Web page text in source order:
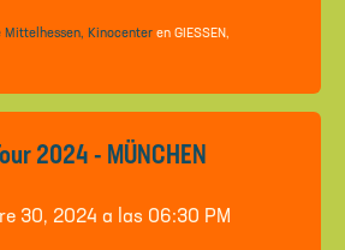
Mittelhessen, Kinocenter en GIESSEN,
2024 - MÜNCHEN
30, 2024 a las 06:30 PM